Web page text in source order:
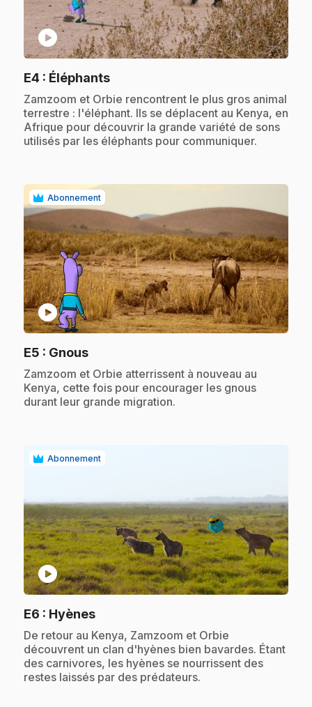
play_circle
E4 : Éléphants.
.Zamzoom et Orbie rencontrent le plus gros animal
terrestre : l'éléphant. Ils se déplacent au Kenya, en
Afrique pour découvrir la grande variété de sons
utilisés par les éléphants pour communiquer.
Abonnement
play_circle
E5 : Gnous.
.Zamzoom et Orbie atterrissent à nouveau au
Kenya, cette fois pour encourager les gnous
durant leur grande migration.
Abonnement
play_circle
E6 : Hyènes.
.De retour au Kenya, Zamzoom et Orbie
découvrent un clan d'hyènes bien bavardes. Étant
des carnivores, les hyènes se nourrissent des
restes laissés par des prédateurs.